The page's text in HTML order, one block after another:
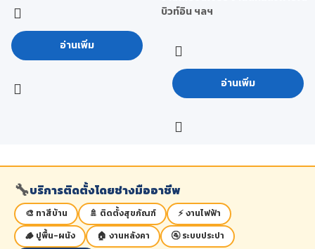
อ่านเพิ่ม
บิวท์อิน ฯลฯ
อ่านเพิ่ม
🔧บริการติดตั้งโดยช่างมืออาชีพ
🎨 ทาสีบ้าน 🚿 ติดตั้งสุขภัณฑ์
⚡ งานไฟฟ้า
🪵 ปูพื้น-ผนัง
🏠 งานหลังคา 🚰 ระบบประปา